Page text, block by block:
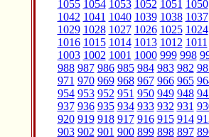
1055 1054 1053 1052 1051 1050
1042 1041 1040 1039 1038 1037
1029 1028 1027 1026 1025 1024
1016 1015 1014 1013 1012 1011
1003 1002 1001 1000 999 998
988 987 986 985 984 983 982
971 970 969 968 967 966 965
954 953 952 951 950 949 948
937 936 935 934 933 932 931
920 919 918 917 916 915 914
903 902 901 900 899 898 897